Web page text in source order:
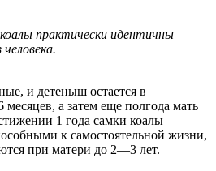
практически идентичны
и детеныш остается в
месяцев, а затем еще полгода мать
1 года самки коалы
к самостоятельной жизни,
при матери до 2—3 лет.